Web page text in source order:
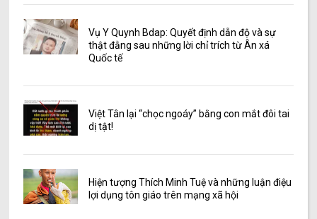
Vụ Y Quynh Bdap: Quyết định dẫn độ và sự
thật đằng sau những lời chỉ trích từ Ân xá
Quốc tế
Việt Tân lại “chọc ngoáy” bằng con mắt đôi tai
dị tật!
Hiện tượng Thích Minh Tuệ và những luận điệu
lợi dụng tôn giáo trên mạng xã hội